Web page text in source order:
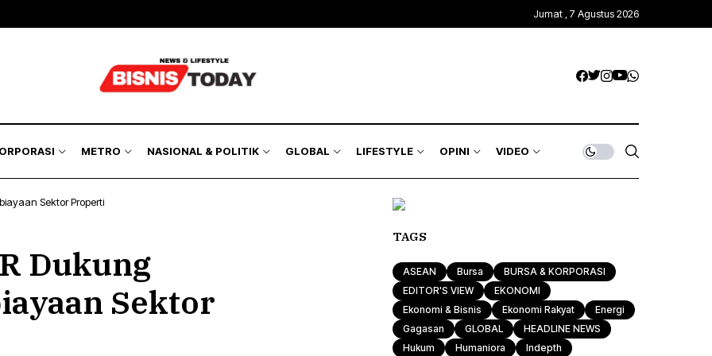
Jumat , 7 Agustus 2026
METRO NASIONAL & POLITIK GLOBAL LIFESTYLE OPINI VIDEO
Sektor Properti
Dukung
Sektor
TAGS
ASEAN Bursa
BURSA & KORPORASI
EDITOR'S VIEW
EKONOMI
Ekonomi & Bisnis
Ekonomi Rakyat
Energi
Gagasan
GLOBAL
HEADLINE NEWS
Hukum
Humaniora
Indepth